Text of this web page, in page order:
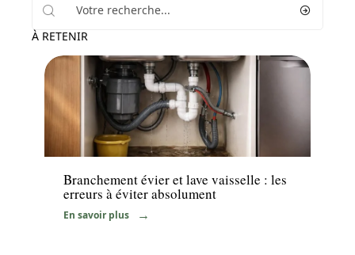
À RETENIR
Travaux
Branchement évier et lave vaisselle : les
erreurs à éviter absolument
En savoir plus